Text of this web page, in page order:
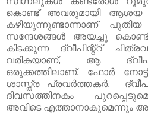
കൊണ്ട് അവരുമായി ആശയ
കഴിയുന്നുണ്ടാന്നാണ്
സന്ദേശങ്ങൾ അയച്ചു
കിടക്കുന്ന ദ്വീപിന്റ്റ്
വരികയാണ്, ആ
ഒരുക്കത്തിലാണ്, ഫോർ
ശാസ്ത്ര പ്രവർത്തകർ.
ദിവസത്തിനകം
അവിടെ എത്താനാകുമെന്നും